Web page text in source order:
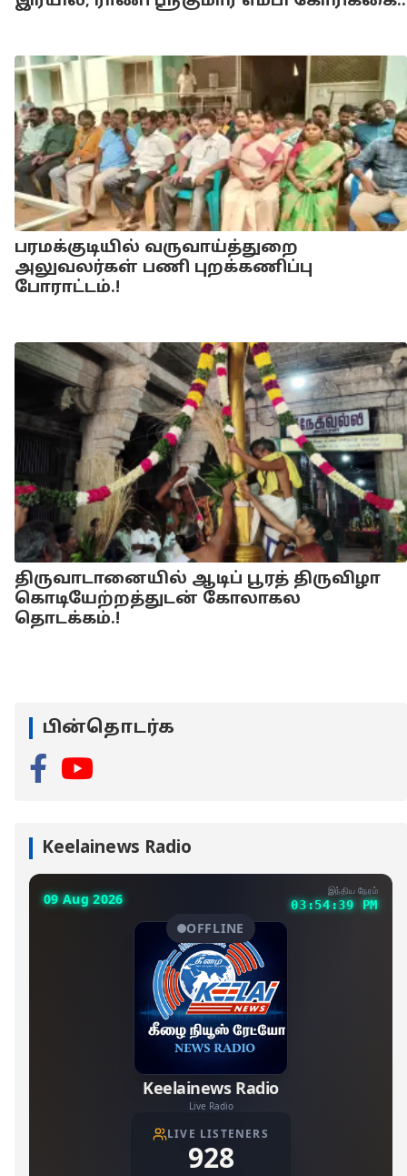
பரமக்குடியில் வருவாய்த்துறை
அலுவலர்கள் பணி புறக்கணிப்பு
போராட்டம்.!
திருவாடானையில் ஆடிப் பூரத் திருவிழா
கொடியேற்றத்துடன் கோலாகல
தொடக்கம்.!
பின்தொடர்க
Keelainews Radio